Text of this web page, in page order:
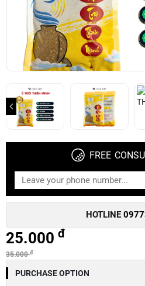
FREE
HOTLINE
25.000 đ
35.000đ
PURCHASE OPTION